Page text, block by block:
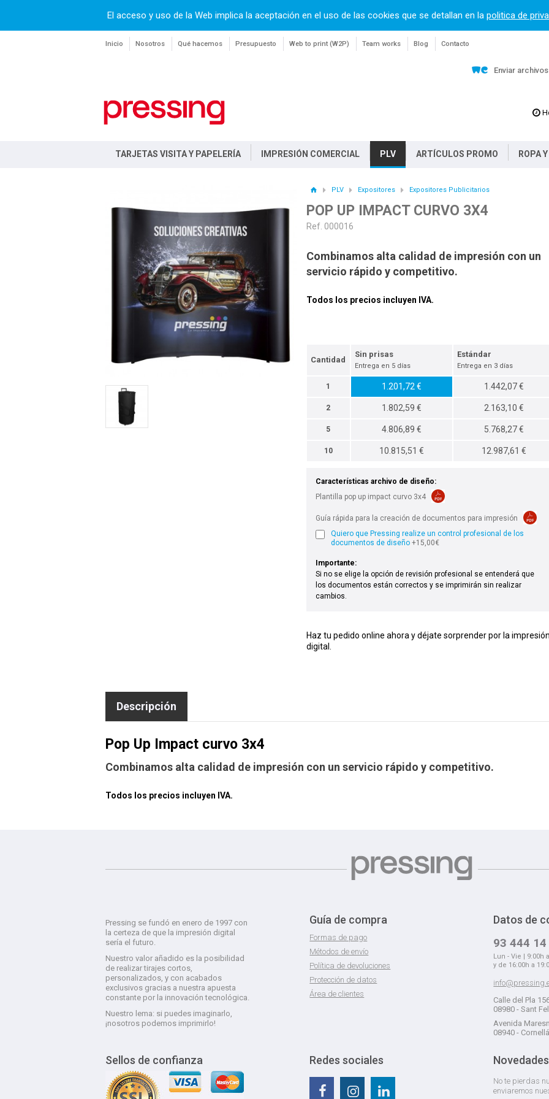
El acceso y uso de la Web implica la aceptación en el uso de las cookies que se detallan en la politica de
Inicio Nosotros Qué hacemos Presupuesto Web to print (W2P) Team works Blog Contacto
Enviar
TARJETAS VISITA Y PAPELERÍA IMPRESIÓN COMERCIAL PLV ARTÍCULOS PROMO ROPA
PLV Expositores Expositores Publicitarios
POP UP IMPACT CURVO 3X4
Ref. 000016
Combinamos alta calidad de impresión con un
servicio rápido y competitivo.
Todos los precios incluyen IVA.
Cantidad
Sin prisas
Entrega en 5 días
Estándar
Entrega en 3 días
1 1.201,72 € 1.442,07 €
2 1.802,59 € 2.163,10 €
5 4.806,89 € 5.768,27 €
10 10.815,51 € 12.987,61 €
Características archivo de diseño:
Plantilla pop up impact curvo 3x4
Guía rápida para la creación de documentos para impresión
Quiero que Pressing realize un control profesional de los
documentos de diseño +15,00€
Importante:
Si no se elige la opción de revisión profesional se entenderá que
los documentos están correctos y se imprimirán sin realizar
cambios.
Haz tu pedido online ahora y déjate sorprender por la impresión
digital.
Descripción
Pop Up Impact curvo 3x4
Combinamos alta calidad de impresión con un servicio rápido y competitivo.
Todos los precios incluyen IVA.
Pressing se fundó en enero de 1997 con
la certeza de que la impresión digital
sería el futuro.
Nuestro valor añadido es la posibilidad
de realizar tirajes cortos,
personalizados, y con acabados
exclusivos gracias a nuestra apuesta
constante por la innovación tecnológica.
Nuestro lema: si puedes imaginarlo,
¡nosotros podemos imprimirlo!
Guía de compra
Formas de pago
Métodos de envío
Política de devoluciones
Protección de datos
Área de clientes
Datos de
93 444 14
Lun - Vie | 9:00h
y de 16:00h a
Calle del Pla
08980 - Sant
Avenida
08940 -
Sellos de confianza Redes sociales
No te pierdas
enviaremos